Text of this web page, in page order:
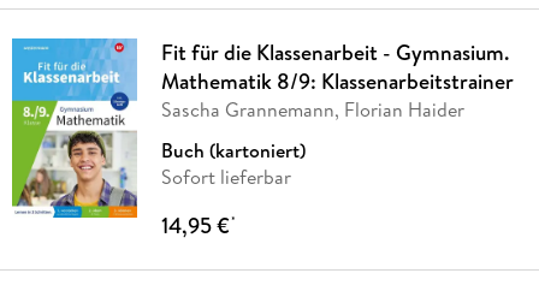
Fit für die Klassenarbeit - Gymnasium.
Mathematik 8/9: Klassenarbeitstrainer
Sascha Grannemann, Florian Haider
Buch (kartoniert)
Sofort lieferbar
14,95 €*